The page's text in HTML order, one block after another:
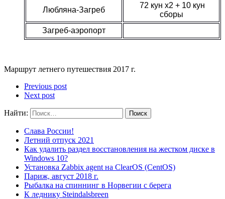
Любляна-Загреб
72 кун x2 + 10 кун
сборы
Загреб-аэропорт
Маршрут летнего путешествия 2017 г.
Previous post
Next post
Найти:
Слава России!
Летний отпуск 2021
Как удалить раздел восстановления на жестком диске в
Windows 10?
Установка Zabbix agent на ClearOS (CentOS)
Париж, август 2018 г.
Рыбалка на спиннинг в Норвегии с берега
К леднику Steindalsbreen